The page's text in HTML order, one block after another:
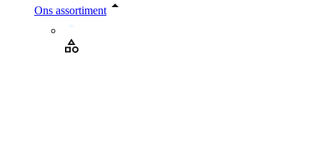
Ons assortiment